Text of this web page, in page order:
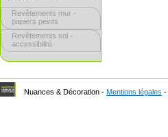
TO
EXPAND
COLLAPSED.
CLICK
EXPAND
SUBMENU.
Revêtements mur -
papiers peints
Revêtements sol -
accessibilité
Nuances & Décoration - Mentions légales -